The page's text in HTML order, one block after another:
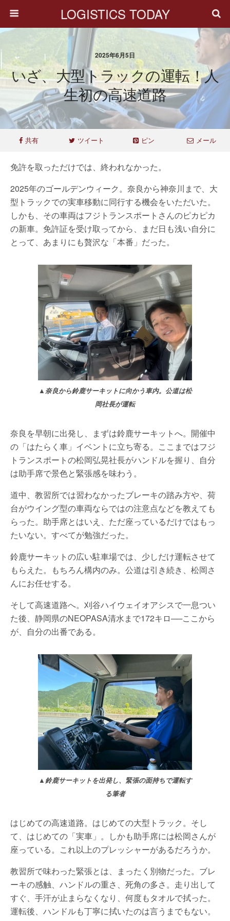
LOGISTICS TODAY
2025年6月5日
いざ、大型トラックの運転！人
生初の高速道路
共有 ツイート ピン メール
免許を取っただけでは、終われなかった。
2025年のゴールデンウィーク。奈良から神奈川まで、大
型トラックでの実車移動に同行する機会をいただいた。
しかも、その車両はフジトランスポートさんのピカピカ
の新車。免許証を受け取ってから、まだ日も浅い自分に
とって、あまりにも贅沢な「本番」だった。
▲奈良から鈴鹿サーキットに向かう車内。公道は松
岡社長が運転
奈良を早朝に出発し、まずは鈴鹿サーキットへ。開催中
の「はたらく車」イベントに立ち寄る。ここまではフジ
トランスポートの松岡弘晃社長がハンドルを握り、自分
は助手席で景色と緊張感を味わう。
道中、教習所では習わなかったブレーキの踏み方や、荷
台がウイング型の車両ならではの注意点などを教えても
らった。助手席とはいえ、ただ座っているだけではもっ
たいない。すべてが勉強だった。
鈴鹿サーキットの広い駐車場では、少しだけ運転させて
もらえた。もちろん構内のみ。公道は引き続き、松岡さ
んにお任せする。
そして高速道路へ。刈谷ハイウェイオアシスで一息つい
た後、静岡県のNEOPASA清水まで172キロ──ここから
が、自分の出番である。
▲鈴鹿サーキットを出発し、緊張の面持ちで運転す
る筆者
はじめての高速道路。はじめての大型トラック。そし
て、はじめての「実車」。しかも助手席には松岡さんが
座っている。これ以上のプレッシャーがあるだろうか。
教習所で味わった緊張とは、まったく別物だった。ブレ
ーキの感触、ハンドルの重さ、死角の多さ。走り出して
すぐ、手汗が止まらなくなり、何度もタオルで拭った。
運転後、ハンドルも丁寧に拭いたのは言うまでもない。